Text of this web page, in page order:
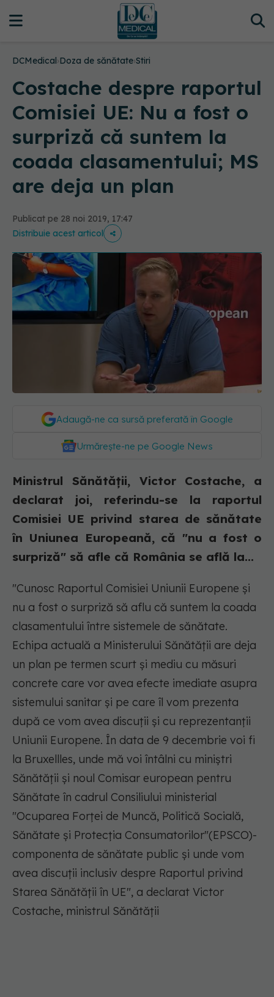
DCMedical›Doza de sănătate›Stiri
Costache despre raportul
Comisiei UE: Nu a fost o
surpriză că suntem la
coada clasamentului; MS
are deja un plan
Publicat pe 28 noi 2019, 17:47
Distribuie acest articol
Adaugă-ne ca sursă preferată în Google
Urmărește-ne pe Google News
Ministrul Sănătăţii, Victor Costache, a
declarat joi, referindu-se la raportul
Comisiei UE privind starea de sănătate
în Uniunea Europeană, că "nu a fost o
surpriză" să afle că România se află la...
"Cunosc Raportul Comisiei Uniunii Europene și
nu a fost o surpriză să aflu că suntem la coada
clasamentului între sistemele de sănătate.
Echipa actuală a Ministerului Sănătății are deja
un plan pe termen scurt și mediu cu măsuri
concrete care vor avea efecte imediate asupra
sistemului sanitar și pe care îl vom prezenta
după ce vom avea discuții și cu reprezentanții
Uniunii Europene. În data de 9 decembrie voi fi
la Bruxellles, unde mă voi întâlni cu miniștri
Sănătății și noul Comisar european pentru
Sănătate în cadrul Consiliului ministerial
"Ocuparea Forţei de Muncă, Politică Socială,
Sănătate şi Protecţia Consumatorilor"(EPSCO)-
componenta de sănătate public și unde vom
avea discuții inclusiv despre Raportul privind
Starea Sănătății în UE", a declarat Victor
Costache, ministrul Sănătății